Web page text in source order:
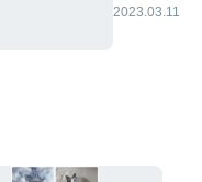
2023.03.11